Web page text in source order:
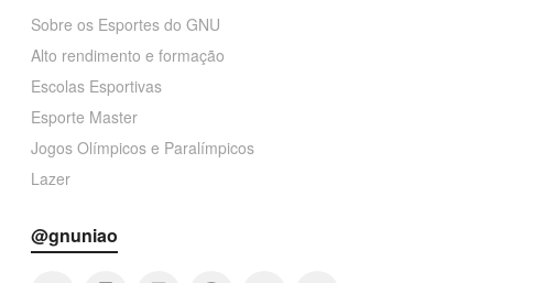
Sobre os Esportes do GNU
Alto rendimento e formação
Escolas Esportivas
Esporte Master
Jogos Olímpicos e Paralímpicos
Lazer
@gnuniao